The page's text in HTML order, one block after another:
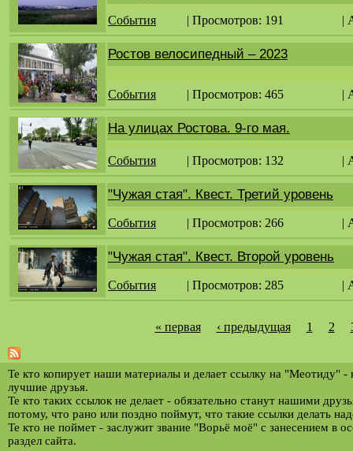
События | Просмотров: 191 |
Ростов велосипедный – 2023
События | Просмотров: 465 |
На улицах Ростова. 9-го мая.
События | Просмотров: 132 |
"Чужая стая". Квест. Третий уровень
События | Просмотров: 266 |
"Чужая стая". Квест. Второй уровень
События | Просмотров: 285 |
т
р
а
н
и
« первая ‹ предыдущая 1 2
Те кто копирует наши материалы и делает ссылку на "Меотиду" -
лучшие друзья.
Те кто таких ссылок не делает - обязательно станут нашими
потому, что рано или поздно поймут, что такие ссылки делать
Те кто не поймет - заслужит звание "Ворьё моё" с занесением в
раздел сайта.